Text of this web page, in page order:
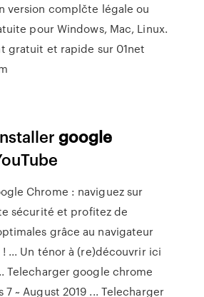
version complčte légale ou
pour Windows, Mac, Linux.
gratuit et rapide sur 01net
google
Chrome : naviguez sur
sécurité et profitez de
grâce au navigateur
... Un ténor à (re)découvrir ici
Telecharger google chrome
~ August 2019 ... Telecharger